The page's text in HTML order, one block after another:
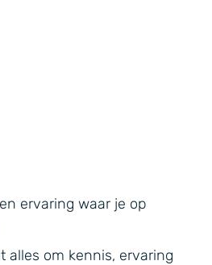
ervaring waar je op
alles om kennis, ervaring